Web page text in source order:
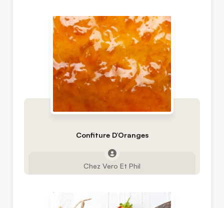
Confiture D’Oranges
Chez Vero Et Phil